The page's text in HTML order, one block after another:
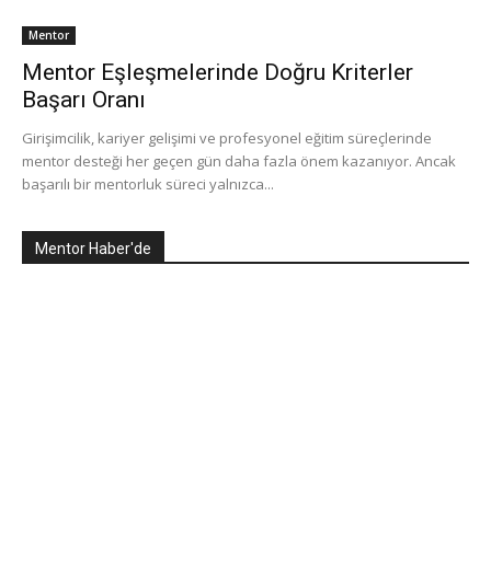
Mentor
Mentor Eşleşmelerinde Doğru Kriterler
Başarı Oranı
Girişimcilik, kariyer gelişimi ve profesyonel eğitim süreçlerinde
mentor desteği her geçen gün daha fazla önem kazanıyor. Ancak
başarılı bir mentorluk süreci yalnızca...
Mentor Haber'de